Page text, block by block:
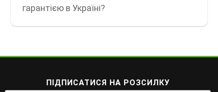
гарантією в Україні?
ПІДПИСАТИСЯ НА РОЗСИЛКУ